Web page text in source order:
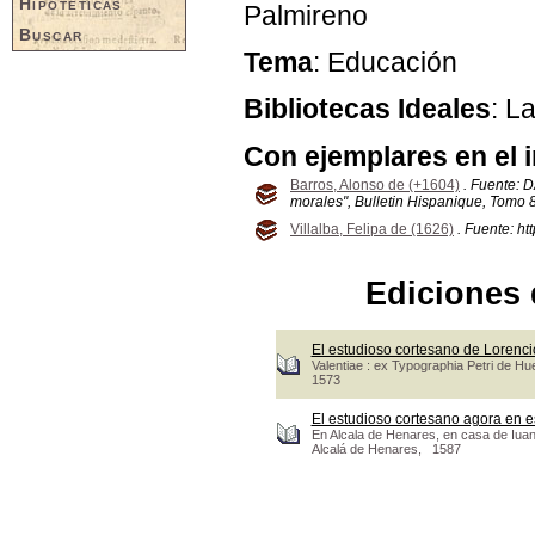
Buscar
Palmireno
Tema: Educación
Bibliotecas Ideales:
Con ejemplares en el
Barros, Alonso de (+1604) . Fuente:
morales", Bulletin Hispanique, Tomo
Villalba, Felipa de (1626) . Fuente:
Ediciones
El estudioso cortesano de
Valentiae : ex Typographia Petri de
1573
El estudioso cortesano agora en
En Alcala de Henares, en casa de
Alcalá de Henares, 1587